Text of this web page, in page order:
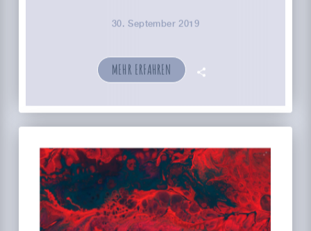
30. September 2019
MEHR ERFAHREN 🗣